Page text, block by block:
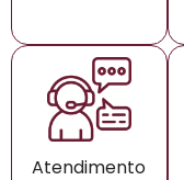
Atendimento